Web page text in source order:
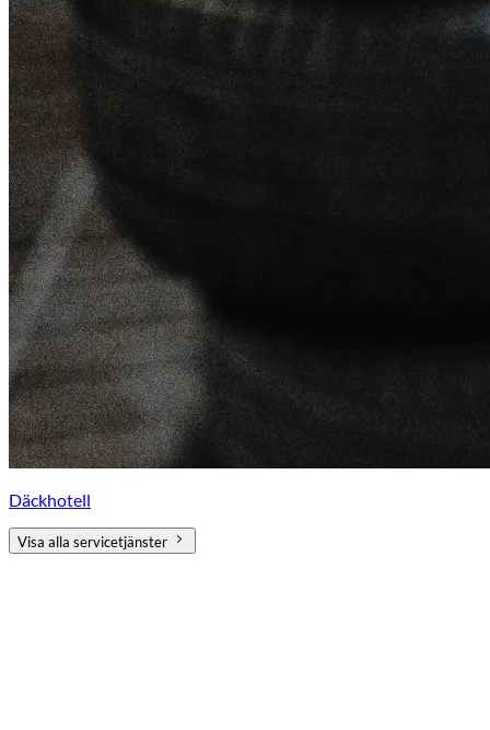
Däckhotell
Visa alla servicetjänster